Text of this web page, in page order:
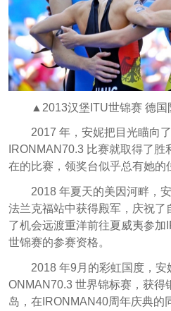
▲2013汉堡ITU世锦赛 德国
2017 年，安妮把目光瞄向
IRONMAN70.3 比赛就取得了
在的比赛，领奖台似乎总有她的
2018 年夏天的美因河畔，
法兰克福站中获得殿军，庆祝
了机会远渡重洋前往夏威夷参
世锦赛的参赛资格。
2018 年9月的彩虹国度，
ONMAN70.3 世界锦标赛，获得
岛，在IRONMAN40周年庆典的